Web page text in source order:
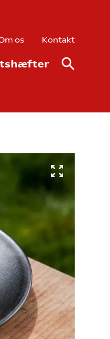
os Kontakt